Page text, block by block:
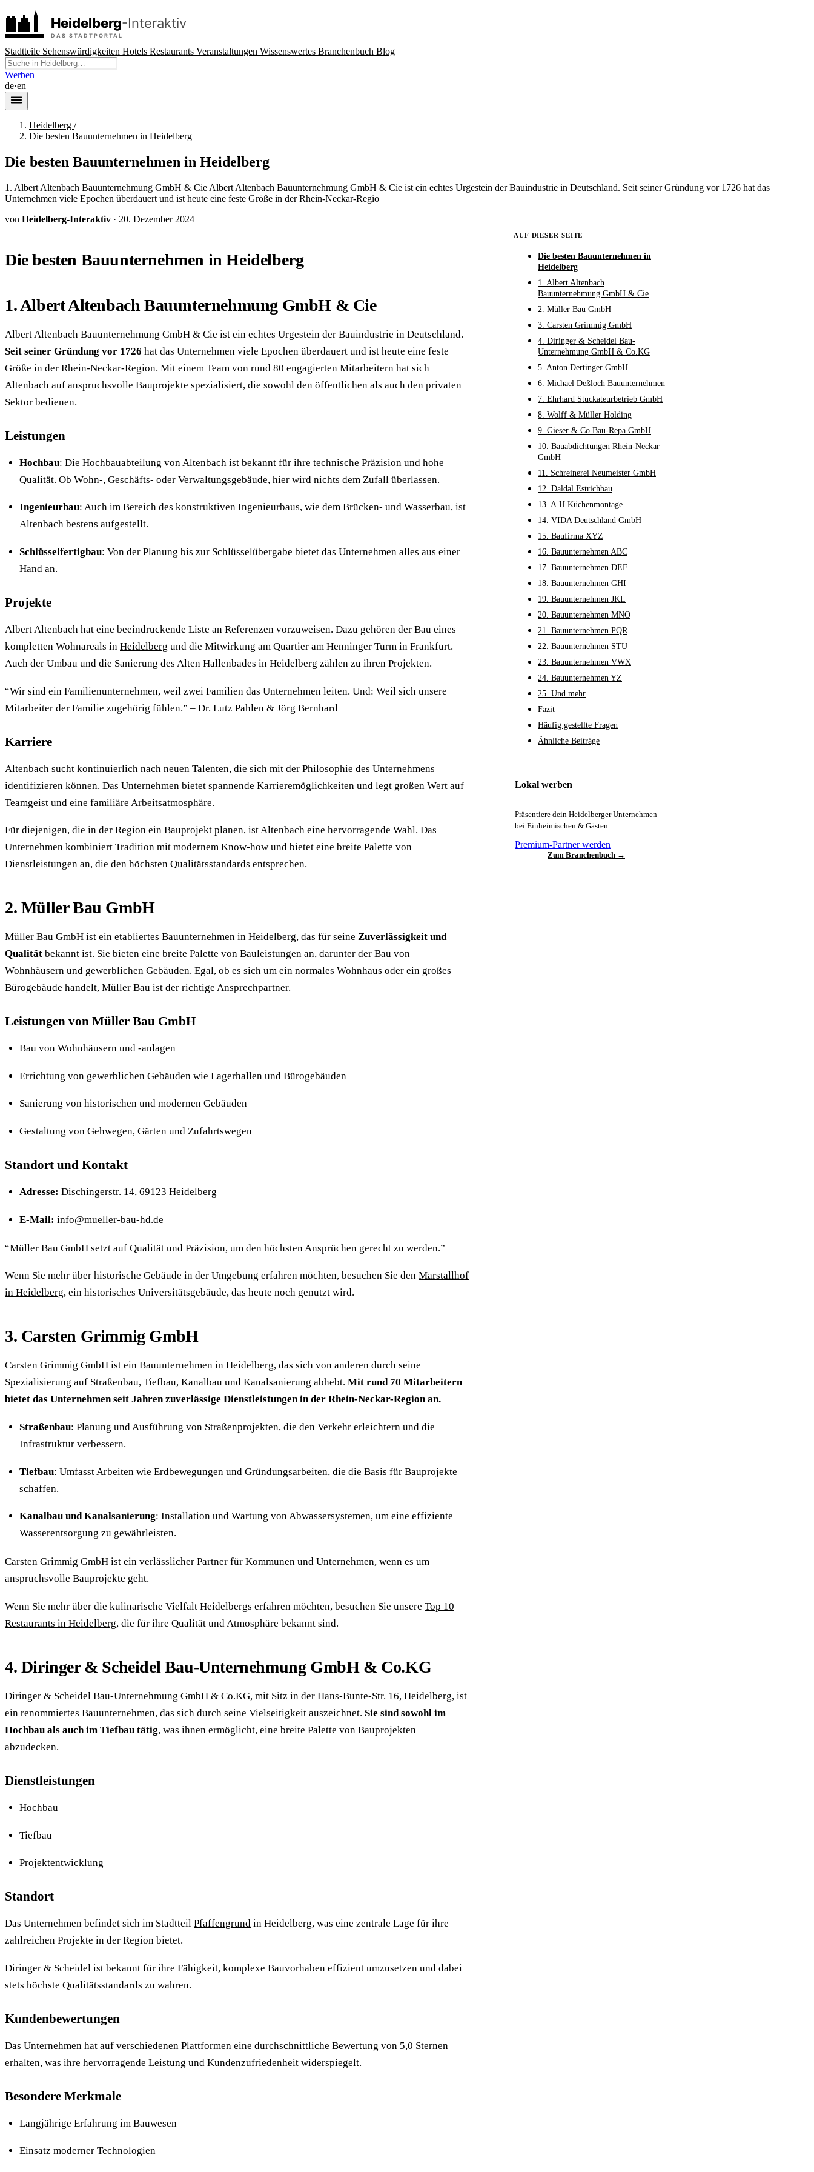
Stadtteile Sehenswürdigkeiten Hotels Restaurants Veranstaltungen Wissenswertes Branchenbuch Blog
Werben
de·en
Heidelberg /
Die besten Bauunternehmen in Heidelberg
Die besten Bauunternehmen in Heidelberg
1. Albert Altenbach Bauunternehmung GmbH & Cie Albert Altenbach Bauunternehmung GmbH & Cie ist ein echtes Urgestein der Bauindustrie in Deutschland. Seit seiner Gründung vor 1726 hat das
Unternehmen viele Epochen überdauert und ist heute eine feste Größe in der Rhein-Neckar-Regio
von Heidelberg-Interaktiv · 20. Dezember 2024
Die besten Bauunternehmen in Heidelberg
1. Albert Altenbach Bauunternehmung GmbH & Cie
Albert Altenbach Bauunternehmung GmbH & Cie ist ein echtes Urgestein der Bauindustrie in Deutschland.
Seit seiner Gründung vor 1726 hat das Unternehmen viele Epochen überdauert und ist heute eine feste
Größe in der Rhein-Neckar-Region. Mit einem Team von rund 80 engagierten Mitarbeitern hat sich
Altenbach auf anspruchsvolle Bauprojekte spezialisiert, die sowohl den öffentlichen als auch den privaten
Sektor bedienen.
Leistungen
Hochbau: Die Hochbauabteilung von Altenbach ist bekannt für ihre technische Präzision und hohe
Qualität. Ob Wohn-, Geschäfts- oder Verwaltungsgebäude, hier wird nichts dem Zufall überlassen.
Ingenieurbau: Auch im Bereich des konstruktiven Ingenieurbaus, wie dem Brücken- und Wasserbau, ist
Altenbach bestens aufgestellt.
Schlüsselfertigbau: Von der Planung bis zur Schlüsselübergabe bietet das Unternehmen alles aus einer
Hand an.
Projekte
Albert Altenbach hat eine beeindruckende Liste an Referenzen vorzuweisen. Dazu gehören der Bau eines
kompletten Wohnareals in Heidelberg und die Mitwirkung am Quartier am Henninger Turm in Frankfurt.
Auch der Umbau und die Sanierung des Alten Hallenbades in Heidelberg zählen zu ihren Projekten.
“Wir sind ein Familienunternehmen, weil zwei Familien das Unternehmen leiten. Und: Weil sich unsere
Mitarbeiter der Familie zugehörig fühlen.” – Dr. Lutz Pahlen & Jörg Bernhard
Karriere
Altenbach sucht kontinuierlich nach neuen Talenten, die sich mit der Philosophie des Unternehmens
identifizieren können. Das Unternehmen bietet spannende Karrieremöglichkeiten und legt großen Wert auf
Teamgeist und eine familiäre Arbeitsatmosphäre.
Für diejenigen, die in der Region ein Bauprojekt planen, ist Altenbach eine hervorragende Wahl. Das
Unternehmen kombiniert Tradition mit modernem Know-how und bietet eine breite Palette von
Dienstleistungen an, die den höchsten Qualitätsstandards entsprechen.
2. Müller Bau GmbH
Müller Bau GmbH ist ein etabliertes Bauunternehmen in Heidelberg, das für seine Zuverlässigkeit und
Qualität bekannt ist. Sie bieten eine breite Palette von Bauleistungen an, darunter der Bau von
Wohnhäusern und gewerblichen Gebäuden. Egal, ob es sich um ein normales Wohnhaus oder ein großes
Bürogebäude handelt, Müller Bau ist der richtige Ansprechpartner.
Leistungen von Müller Bau GmbH
Bau von Wohnhäusern und -anlagen
Errichtung von gewerblichen Gebäuden wie Lagerhallen und Bürogebäuden
Sanierung von historischen und modernen Gebäuden
Gestaltung von Gehwegen, Gärten und Zufahrtswegen
Standort und Kontakt
Adresse: Dischingerstr. 14, 69123 Heidelberg
E-Mail: info@mueller-bau-hd.de
“Müller Bau GmbH setzt auf Qualität und Präzision, um den höchsten Ansprüchen gerecht zu werden.”
Wenn Sie mehr über historische Gebäude in der Umgebung erfahren möchten, besuchen Sie den Marstallhof
in Heidelberg, ein historisches Universitätsgebäude, das heute noch genutzt wird.
3. Carsten Grimmig GmbH
Carsten Grimmig GmbH ist ein Bauunternehmen in Heidelberg, das sich von anderen durch seine
Spezialisierung auf Straßenbau, Tiefbau, Kanalbau und Kanalsanierung abhebt. Mit rund 70 Mitarbeitern
bietet das Unternehmen seit Jahren zuverlässige Dienstleistungen in der Rhein-Neckar-Region an.
Straßenbau: Planung und Ausführung von Straßenprojekten, die den Verkehr erleichtern und die
Infrastruktur verbessern.
Tiefbau: Umfasst Arbeiten wie Erdbewegungen und Gründungsarbeiten, die die Basis für Bauprojekte
schaffen.
Kanalbau und Kanalsanierung: Installation und Wartung von Abwassersystemen, um eine effiziente
Wasserentsorgung zu gewährleisten.
Carsten Grimmig GmbH ist ein verlässlicher Partner für Kommunen und Unternehmen, wenn es um
anspruchsvolle Bauprojekte geht.
Wenn Sie mehr über die kulinarische Vielfalt Heidelbergs erfahren möchten, besuchen Sie unsere Top 10
Restaurants in Heidelberg, die für ihre Qualität und Atmosphäre bekannt sind.
4. Diringer & Scheidel Bau-Unternehmung GmbH & Co.KG
Diringer & Scheidel Bau-Unternehmung GmbH & Co.KG, mit Sitz in der Hans-Bunte-Str. 16, Heidelberg, ist
ein renommiertes Bauunternehmen, das sich durch seine Vielseitigkeit auszeichnet. Sie sind sowohl im
Hochbau als auch im Tiefbau tätig, was ihnen ermöglicht, eine breite Palette von Bauprojekten
abzudecken.
Dienstleistungen
Hochbau
Tiefbau
Projektentwicklung
Standort
Das Unternehmen befindet sich im Stadtteil Pfaffengrund in Heidelberg, was eine zentrale Lage für ihre
zahlreichen Projekte in der Region bietet.
Diringer & Scheidel ist bekannt für ihre Fähigkeit, komplexe Bauvorhaben effizient umzusetzen und dabei
stets höchste Qualitätsstandards zu wahren.
Kundenbewertungen
Das Unternehmen hat auf verschiedenen Plattformen eine durchschnittliche Bewertung von 5,0 Sternen
erhalten, was ihre hervorragende Leistung und Kundenzufriedenheit widerspiegelt.
Besondere Merkmale
Langjährige Erfahrung im Bauwesen
Einsatz moderner Technologien
AUF DIESER SEITE
Die besten Bauunternehmen in
Heidelberg
1. Albert Altenbach
Bauunternehmung GmbH & Cie
2. Müller Bau GmbH
3. Carsten Grimmig GmbH
4. Diringer & Scheidel Bau-
Unternehmung GmbH & Co.KG
5. Anton Dertinger GmbH
6. Michael Deßloch Bauunternehmen
7. Ehrhard Stuckateurbetrieb GmbH
8. Wolff & Müller Holding
9. Gieser & Co Bau-Repa GmbH
10. Bauabdichtungen Rhein-Neckar
GmbH
11. Schreinerei Neumeister GmbH
12. Daldal Estrichbau
13. A.H Küchenmontage
14. VIDA Deutschland GmbH
15. Baufirma XYZ
16. Bauunternehmen ABC
17. Bauunternehmen DEF
18. Bauunternehmen GHI
19. Bauunternehmen JKL
20. Bauunternehmen MNO
21. Bauunternehmen PQR
22. Bauunternehmen STU
23. Bauunternehmen VWX
24. Bauunternehmen YZ
25. Und mehr
Fazit
Häufig gestellte Fragen
Ähnliche Beiträge
Lokal werben
Präsentiere dein Heidelberger Unternehmen
bei Einheimischen & Gästen.
Premium-Partner werden
Zum Branchenbuch →